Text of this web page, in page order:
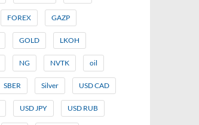
FOREX GAZP
GOLD LKOH
NG NVTK oil
SBER Silver USD CAD
USD JPY USD RUB